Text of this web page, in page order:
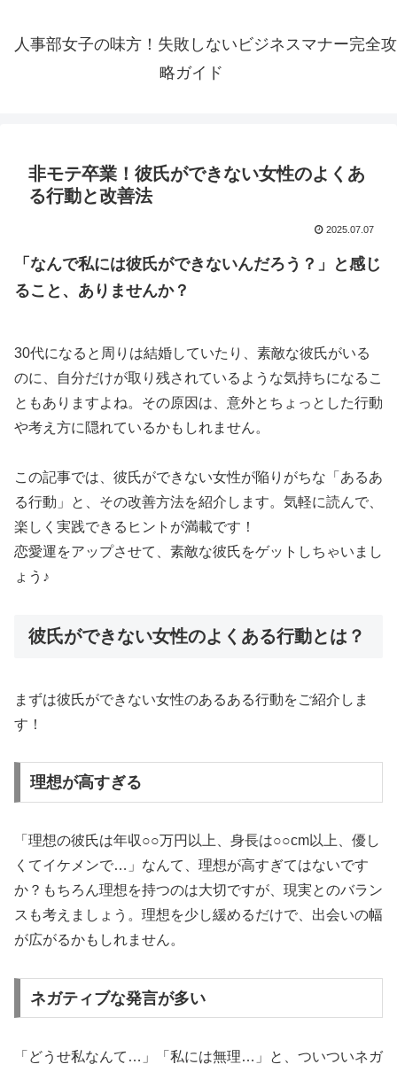
人事部女子の味方！失敗しないビジネスマナー完全攻
略ガイド
非モテ卒業！彼氏ができない女性のよくあ
る行動と改善法
2025.07.07
「なんで私には彼氏ができないんだろう？」と感じ
ること、ありませんか？
30代になると周りは結婚していたり、素敵な彼氏がいる
のに、自分だけが取り残されているような気持ちになるこ
ともありますよね。その原因は、意外とちょっとした行動
や考え方に隠れているかもしれません。
この記事では、彼氏ができない女性が陥りがちな「あるあ
る行動」と、その改善方法を紹介します。気軽に読んで、
楽しく実践できるヒントが満載です！
恋愛運をアップさせて、素敵な彼氏をゲットしちゃいまし
ょう♪
彼氏ができない女性のよくある行動とは？
まずは彼氏ができない女性のあるある行動をご紹介しま
す！
理想が高すぎる
「理想の彼氏は年収○○万円以上、身長は○○cm以上、優し
くてイケメンで…」なんて、理想が高すぎてはないです
か？もちろん理想を持つのは大切ですが、現実とのバラン
スも考えましょう。理想を少し緩めるだけで、出会いの幅
が広がるかもしれません。
ネガティブな発言が多い
「どうせ私なんて…」「私には無理…」と、ついついネガ